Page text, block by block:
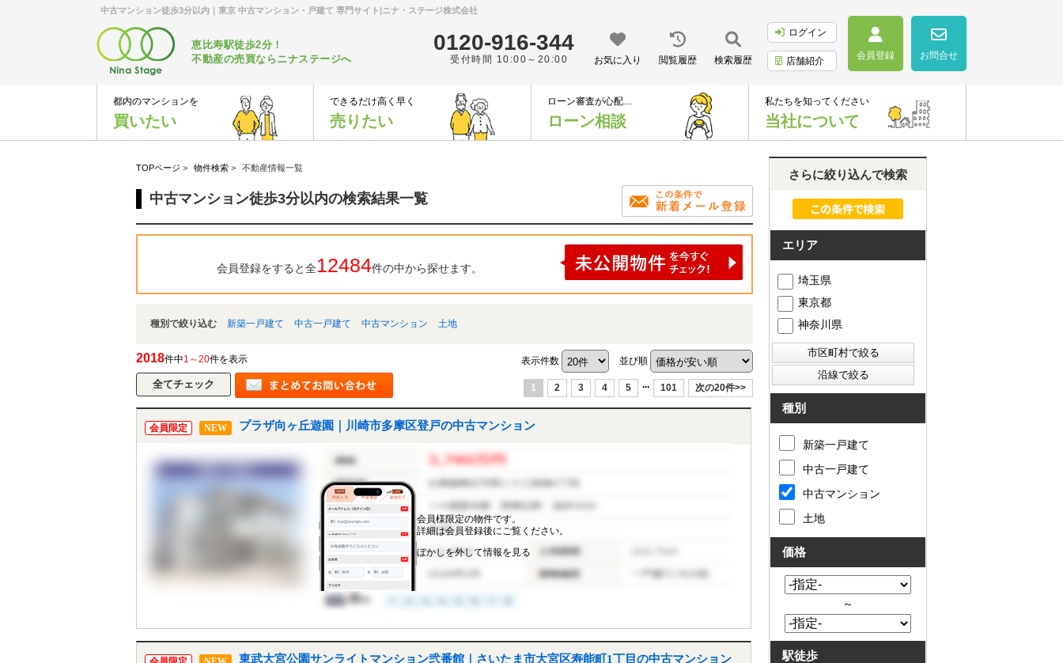
中古マンション徒歩3分以内｜東京 中古マンション・戸建て 専門サイト|ニナ・ステージ株式会社
恵比寿駅徒歩2分！
不動産の売買ならニナステージへ
0120-916-344
受付時間 10:00～20:00 お気に入り 閲覧履歴 検索履歴
ログイン
店舗紹介 会員登録 お問合せ
都内のマンションを
買いたい
できるだけ高く早く
売りたい
ローン審査が心配…
ローン相談
私たちを知ってください
当社について
TOPページ > 物件検索 > 不動産情報一覧
中古マンション徒歩3分以内の検索結果一覧
会員登録をすると全12484件の中から探せます。
種別で絞り込む 新築一戸建て 中古一戸建て 中古マンション 土地
2018件中1～20件を表示 表示件数 並び順
1 2 3 4 5 ... 101 次の20件>>
会員限定 NEW プラザ向ヶ丘遊園｜川崎市多摩区登戸の中古マンション
会員様限定の物件です。
詳細は会員登録後にご覧ください。
ぼかしを外して情報を見る
東武大宮公園サンライトマンション弐番館｜さいたま市大宮区寿能町1丁目の中古マンション
さらに絞り込んで検索
エリア
埼玉県
東京都
神奈川県
種別
新築一戸建て
中古一戸建て
中古マンション
土地
価格
～
駅徒歩